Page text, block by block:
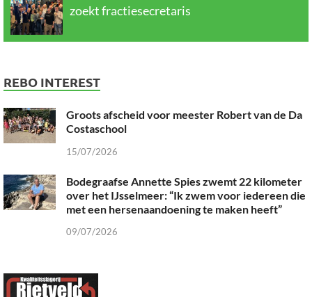
zoekt fractiesecretaris
REBO INTEREST
Groots afscheid voor meester Robert van de Da
Costaschool
15/07/2026
Bodegraafse Annette Spies zwemt 22 kilometer
over het IJsselmeer: “Ik zwem voor iedereen die
met een hersenaandoening te maken heeft”
09/07/2026